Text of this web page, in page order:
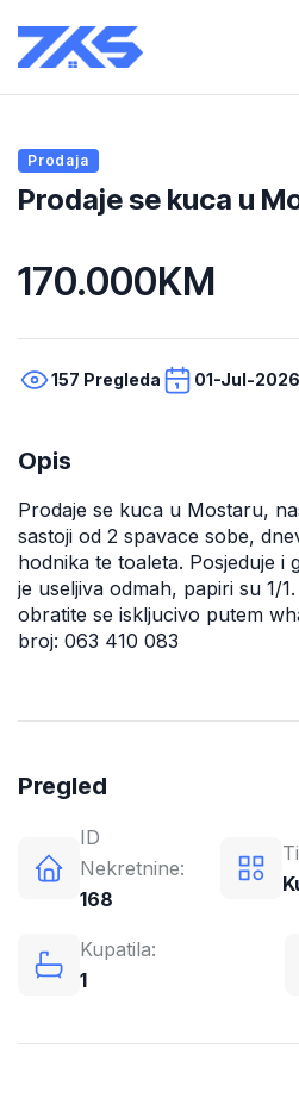
Prodaja
Prodaje se kuca u
170.000KM
157 Pregleda 01-Jul-2026
Opis
Prodaje se kuca u Mostaru,
sastoji od 2 spavace sobe,
hodnika te toaleta. Posjeduje i
je useljiva odmah, papiri su 1/
obratite se iskljucivo putem
broj: 063 410 083
Pregled
ID
Nekretnine:
168
Kupatila:
1